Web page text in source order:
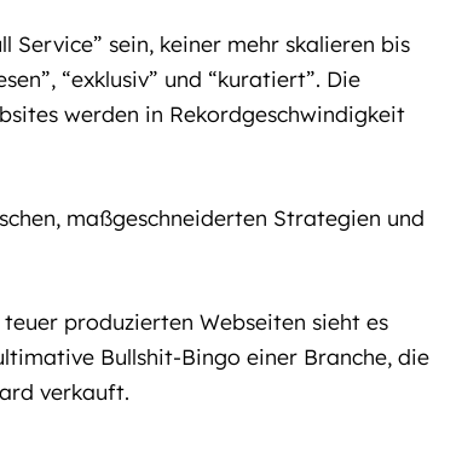
Service” sein, keiner mehr skalieren bis
“exklusiv” und “kuratiert”. Die
werden in Rekordgeschwindigkeit
maßgeschneiderten Strategien und
produzierten Webseiten sieht es
Bullshit-Bingo einer Branche, die
verkauft.